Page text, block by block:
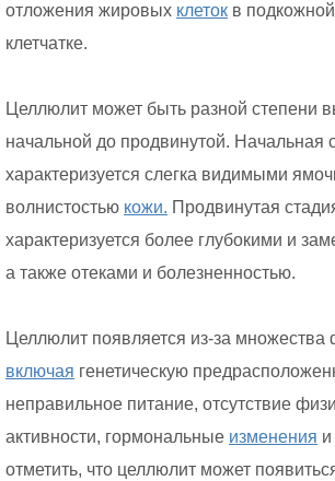
отложения жировых клеток в
клетчатке.
Целлюлит может быть разной степени
начальной до продвинутой. Начальная
характеризуется слегка видимыми
волнистостью кожи. Продвинутая
характеризуется более глубокими и
а также отеками и болезненностью.
Целлюлит появляется из-за множества
включая генетическую
неправильное питание, отсутствие
активности, гормональные изменения и
отметить, что целлюлит может